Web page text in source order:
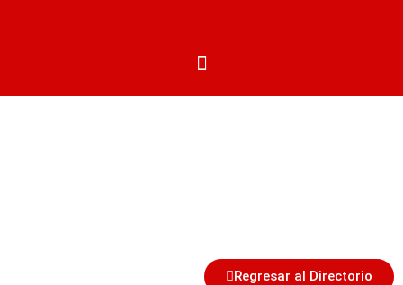
Regresar al Directorio